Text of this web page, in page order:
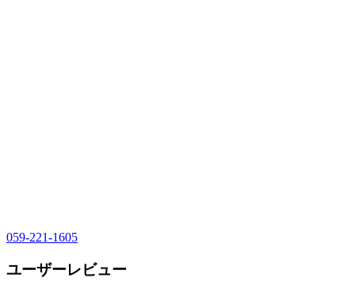
059-221-1605
ユーザーレビュー